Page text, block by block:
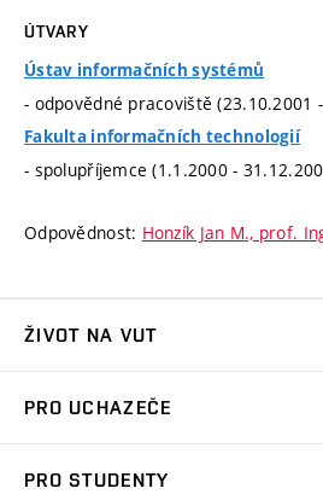
ÚTVARY
Ústav informačních systémů
- odpovědné pracoviště (23.10.2001
Fakulta informačních technologií
- spolupříjemce (1.1.2000 -
Odpovědnost: Honzík Jan M., prof.
ŽIVOT NA VUT
Koleje
PRO UCHAZEČE
PRO STUDENTY